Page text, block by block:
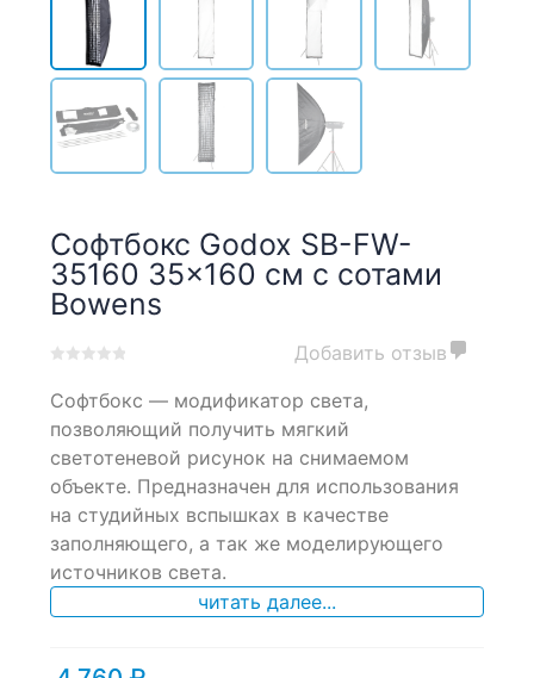
Софтбокс Godox SB-FW-
35160 35×160 см с сотами
Bowens
out
on
customer
ratings
Добавить отзыв
Софтбокс — модификатор света,
позволяющий получить мягкий
светотеневой рисунок на снимаемом
объекте. Предназначен для использования
на студийных вспышках в качестве
заполняющего, а так же моделирующего
источников света.
читать далее...